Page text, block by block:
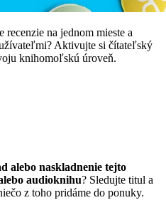
na jednom mieste a
Aktivujte si čítateľský
knihomoľskú úroveň.
alebo naskladnenie tejto
audioknihu? Sledujte titul a
z toho pridáme do ponuky.